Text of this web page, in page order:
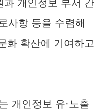
과 개인정보 부서 간
사항 등을 수렴해
화 확산에 기여하고
개인정보 유·노출